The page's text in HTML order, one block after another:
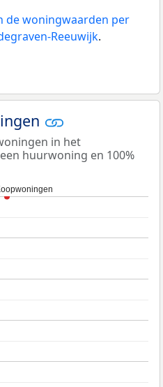
de woningwaarden per
Reeuwijk.
in het
huurwoning en 100%